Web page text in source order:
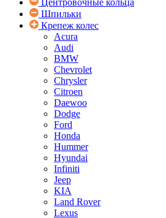
Центровочные кольца
Шпильки
Крепеж колес
Acura
Audi
BMW
Chevrolet
Chrysler
Citroen
Daewoo
Dodge
Ford
Honda
Hummer
Hyundai
Infiniti
Jeep
KIA
Land Rover
Lexus